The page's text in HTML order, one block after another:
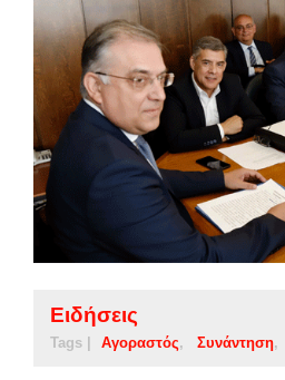
Ειδήσεις
Tags | Αγοραστός Συνάντηση